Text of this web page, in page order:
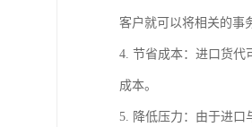
客户就可以将相关的事
4. 节省成本：进口货代
成本。
5. 降低压力：由于进口